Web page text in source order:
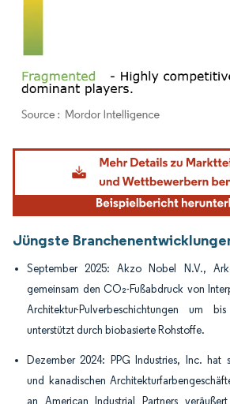
Bild © Mordor Intelligence. Wiederverwendung
Jüngste
September 2025: Akzo Nobel N.V.,
gemeinsam den CO₂-Fußabdruck von
Architektur-Pulverbeschichtungen um
unterstützt durch biobasierte Rohstoffe.
Dezember 2024: PPG Industries, Inc. hat
und kanadischen